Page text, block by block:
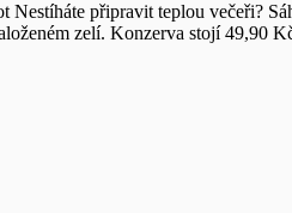
Nestíháte připravit teplou večeři?
zelí. Konzerva stojí 49,90